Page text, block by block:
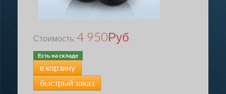
Стоимость: 4 950Руб
Есть на складе
в корзину
быстрый заказ